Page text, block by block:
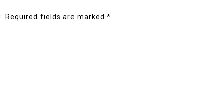
Required fields are marked *